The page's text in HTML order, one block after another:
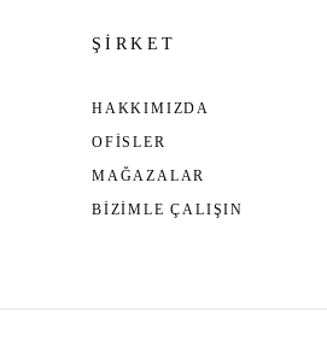
ŞİRKET
HAKKIMIZDA
OFİSLER
MAĞAZALAR
BİZİMLE ÇALIŞIN